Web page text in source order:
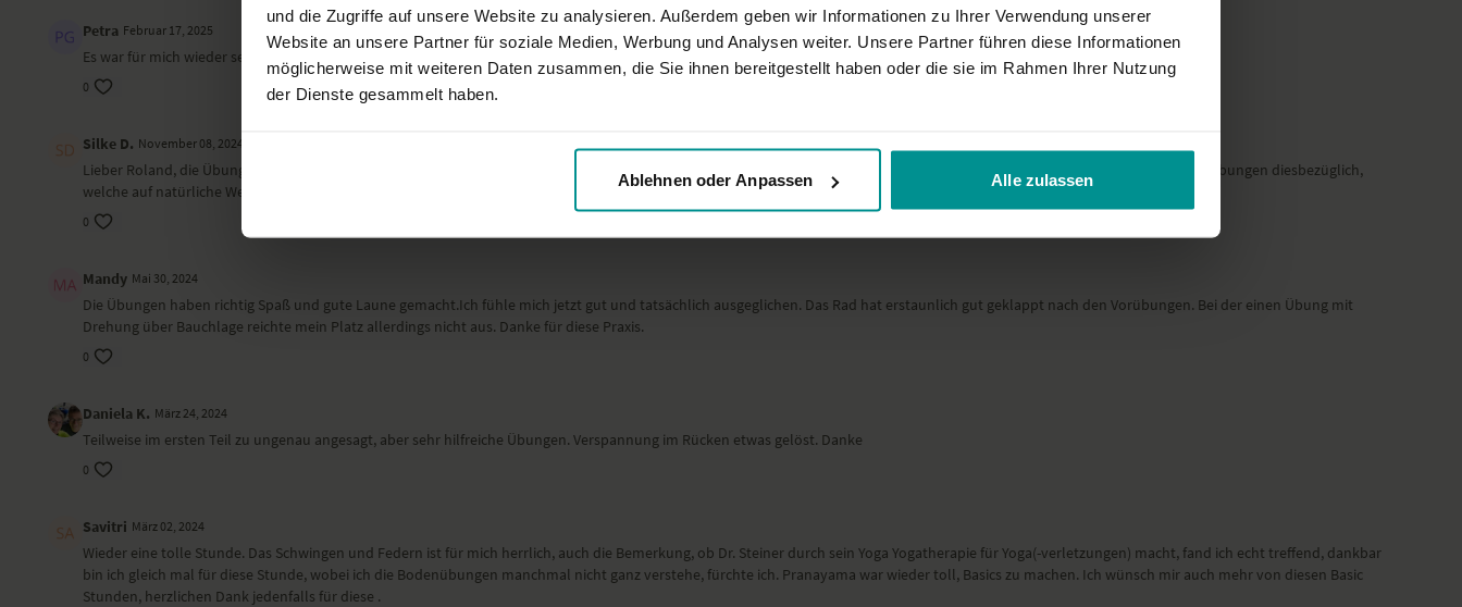
und die Zugriffe auf unsere Website zu analysieren. Außerdem geben wir Informationen zu Ihrer Verwendung unserer
Website an unsere Partner für soziale Medien, Werbung und Analysen weiter. Unsere Partner führen diese Informationen
möglicherweise mit weiteren Daten zusammen, die Sie ihnen bereitgestellt haben oder die sie im Rahmen Ihrer Nutzung
der Dienste gesammelt haben.
Ablehnen oder Anpassen Alle zulassen
Petra Februar 17, 2025
Es war für mich wieder sehr inspirierend. Nach der Stunde habe ich mich richtig leicht und sooo gut gefühlt. Vielen Dank für diese Stunde Ich sende herzliche Grüße, Petra.
0
Silke D. November 08, 2024
Lieber Roland, die Übungsstunde war sehr anregend und effektiv mit vielen neuen Erkenntnissen. Da ich seit einiger Zeit Probleme mit dem Ischiasnerv habe, wünsche ich mir Übungen diesbezüglich,
welche auf natürliche Weise die Schmerzen lindern. Vielen Dank schon mal und liebe Grüße, Silke.
0
Mandy Mai 30, 2024
Die Übungen haben richtig Spaß und gute Laune gemacht.Ich fühle mich jetzt gut und tatsächlich ausgeglichen. Das Rad hat erstaunlich gut geklappt nach den Vorübungen. Bei der einen Übung mit
Drehung über Bauchlage reichte mein Platz allerdings nicht aus. Danke für diese Praxis.
0
Daniela K. März 24, 2024
Teilweise im ersten Teil zu ungenau angesagt, aber sehr hilfreiche Übungen. Verspannung im Rücken etwas gelöst. Danke
0
Savitri März 02, 2024
Wieder eine tolle Stunde. Das Schwingen und Federn ist für mich herrlich, auch die Bemerkung, ob Dr. Steiner durch sein Yoga Yogatherapie für Yoga(-verletzungen) macht, fand ich echt treffend, dankbar
bin ich gleich mal für diese Stunde, wobei ich die Bodenübungen manchmal nicht ganz verstehe, fürchte ich. Pranayama war wieder toll, Basics zu machen. Ich wünsch mir auch mehr von diesen Basic
Stunden, herzlichen Dank jedenfalls für diese .